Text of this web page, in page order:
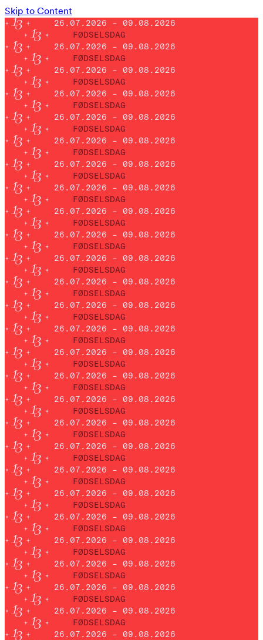
Skip to Content
26.07.2026 – 09.08.2026
FØDSELSDAG
26.07.2026 – 09.08.2026
FØDSELSDAG
26.07.2026 – 09.08.2026
FØDSELSDAG
26.07.2026 – 09.08.2026
FØDSELSDAG
26.07.2026 – 09.08.2026
FØDSELSDAG
26.07.2026 – 09.08.2026
FØDSELSDAG
26.07.2026 – 09.08.2026
FØDSELSDAG
26.07.2026 – 09.08.2026
FØDSELSDAG
26.07.2026 – 09.08.2026
FØDSELSDAG
26.07.2026 – 09.08.2026
FØDSELSDAG
26.07.2026 – 09.08.2026
FØDSELSDAG
26.07.2026 – 09.08.2026
FØDSELSDAG
26.07.2026 – 09.08.2026
FØDSELSDAG
26.07.2026 – 09.08.2026
FØDSELSDAG
26.07.2026 – 09.08.2026
FØDSELSDAG
26.07.2026 – 09.08.2026
FØDSELSDAG
26.07.2026 – 09.08.2026
FØDSELSDAG
26.07.2026 – 09.08.2026
FØDSELSDAG
26.07.2026 – 09.08.2026
FØDSELSDAG
26.07.2026 – 09.08.2026
FØDSELSDAG
26.07.2026 – 09.08.2026
FØDSELSDAG
26.07.2026 – 09.08.2026
FØDSELSDAG
26.07.2026 – 09.08.2026
FØDSELSDAG
26.07.2026 – 09.08.2026
FØDSELSDAG
26.07.2026 – 09.08.2026
FØDSELSDAG
26.07.2026 – 09.08.2026
FØDSELSDAG
26.07.2026 – 09.08.2026